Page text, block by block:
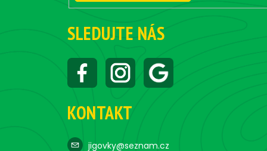
SLEDUJTE NÁS
KONTAKT
jigovky@seznam.cz